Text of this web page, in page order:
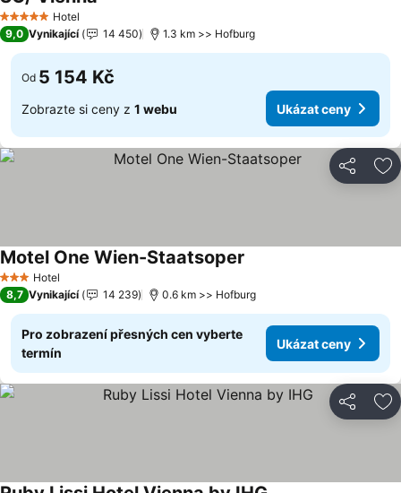
5 Počet hvězdiček
Hotel
9,0 Vynikající 14 450 1.3 km >> Hofburg
Od 5 154 Kč
Zobrazte si ceny z 1 webu Ukázat ceny
Sdílet
3 Počet hvězdiček
Hotel
Motel One Wien-Staatsoper
8,7 Vynikající 14 239 0.6 km >> Hofburg
Pro zobrazení přesných cen vyberte
termín
Ukázat ceny
Sdílet